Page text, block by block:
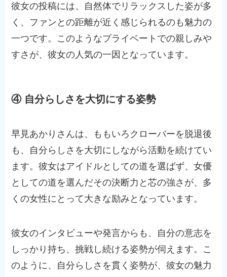
彼女の投稿には、自然体でリラックスした姿が多
く、ファンとの距離が近く感じられるのも魅力の
一つです。このようなプライベートでの親しみや
すさが、彼女の人気の一因となっています。
④ 自分らしさを大切にする姿勢
早見あかりさんは、ももいろクローバーを脱退後
も、自分らしさを大切にしながら活動を続けてい
ます。彼女はアイドルとしての道を選ばず、女優
としての道を選んだその決断力と芯の強さが、多
くの女性にとって大きな励みとなっています。
彼女のインタビューや発言からも、自分の意志を
しっかり持ち、挑戦し続ける姿勢が伺えます。こ
のように、自分らしさを貫く姿勢が、彼女の魅力